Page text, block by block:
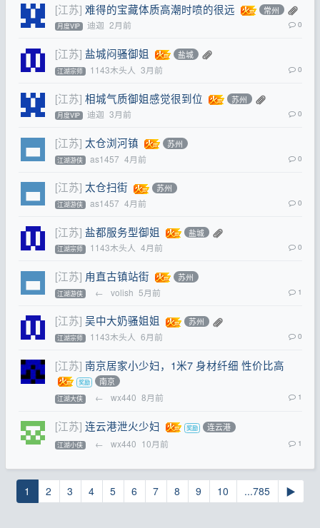
[江苏] 难得的宝藏体质高潮时喷的很远 常州
月度VIP 迪迦 2月前 0
[江苏] 盐城闷骚御姐 盐城
江湖宗师 1143木头人 3月前 0
[江苏] 相城气质御姐感觉很到位 苏州
月度VIP 迪迦 3月前 0
[江苏] 太仓浏河镇 苏州
江湖游侠 as1457 4月前 0
[江苏] 太仓扫街 苏州
江湖游侠 as1457 4月前 0
[江苏] 盐都服务型御姐 盐城
江湖宗师 1143木头人 4月前 0
[江苏] 甪直古镇站街 苏州
江湖游侠 ← volish 5月前 1
[江苏] 吴中大奶骚姐姐 苏州
江湖宗师 1143木头人 6月前 0
[江苏] 南京居家小少妇，1米7 身材纤细 性价比高
南京
江湖大侠 ← wx440 8月前 1
[江苏] 连云港泄火少妇 连云港
江湖小侠 ← wx440 10月前 1
1 2 3 4 5 6 7 8 9 10 ...785 ▶